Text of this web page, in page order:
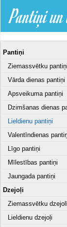
Pantiņi
Pantiņi
Ziemassvētku pantiņi
Vārda dienas pantiņi
Apsveikuma pantiņi
Dzimšanas dienas
Lieldienu pantiņi
Valentīndienas
Līgo pantiņi
Mīlestības pantiņi
Jaungada pantiņi
Dzejoļi
Ziemassvētku
Lieldienu dzejoļi